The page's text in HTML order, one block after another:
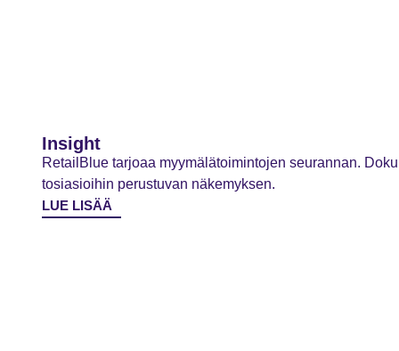
Insight
RetailBlue tarjoaa myymälätoimintojen seurannan.
tosiasioihin perustuvan näkemyksen.
LUE LISÄÄ